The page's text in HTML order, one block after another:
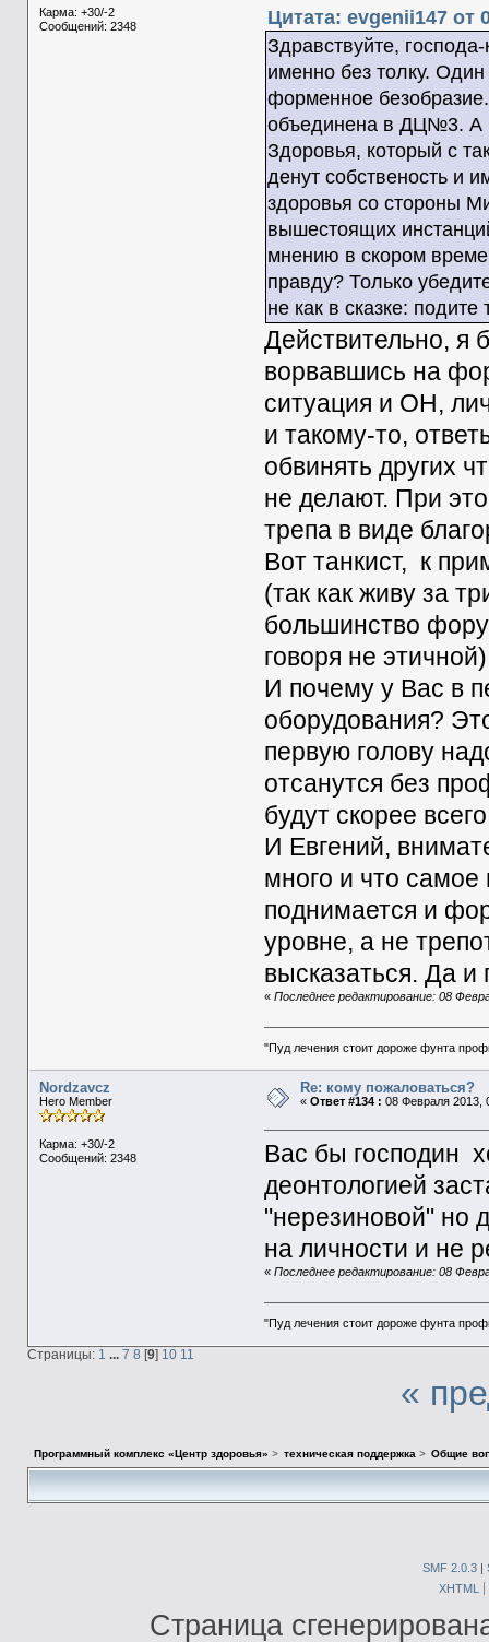
Карма: +30/-2
Сообщений: 2348
Цитата: evgenii147 от
Здравствуйте,
именно без толку.
форменное
объединена в ДЦ№3. А
Здоровья, который с
денут собственость и
здоровья со стороны
вышестоящих
мнению в скором
правду? Только
не как в сказке:
Действительно, я
ворвавшись на
ситуация и ОН,
и такому-то,
обвинять других
не делают. При
трепа в виде
Вот танкист, к
(так как живу за
большинство
говоря не
И почему у Вас в
оборудования?
первую голову
отсанутся без
будут скорее
И Евгений,
много и что
поднимается и
уровне, а не
высказаться. Да и
«Последнее редактирование: 08
"Пуд лечения стоит дороже фунта
Nordzavcz
Hero Member
Карма: +30/-2
Сообщений: 2348
Re: кому пожаловаться?
« Ответ #134 : 08 Февраля 2013,
Вас бы господин
деонтологией
"нерезиновой"
на личности и не
«Последнее редактирование: 08
"Пуд лечения стоит дороже фунта
Страницы: 1 ... 7 8 [9] 10 11
«
Программный комплекс «Центр здоровья» > техническая поддержка > Общие
SMF 2.0.3|
XHTML
Страница